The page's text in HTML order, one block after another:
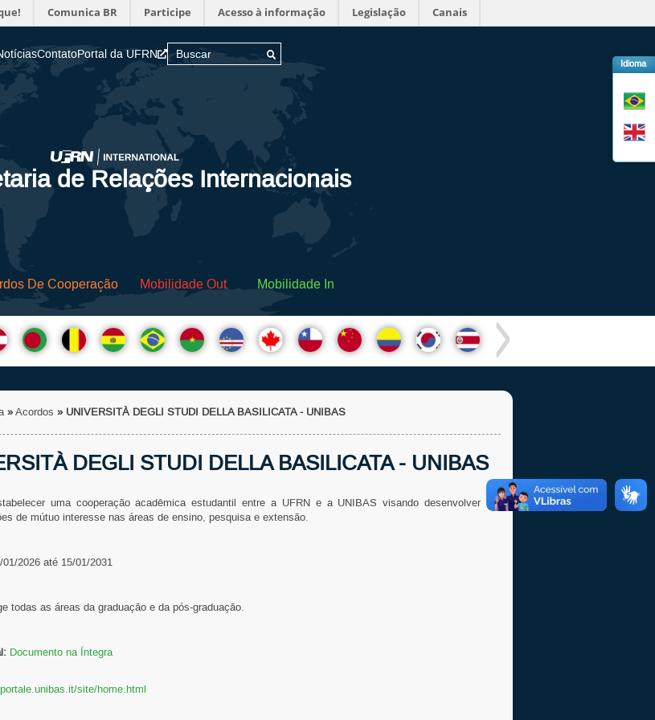
Comunica BR Participe Acesso à informação Legislação Canais
Idioma
ContatoPortal da UFRN
de Relações Internacionais
De Cooperação Mobilidade Out Mobilidade In
» Acordos » UNIVERSITÀ DEGLI STUDI DELLA BASILICATA - UNIBAS
DEGLI STUDI DELLA BASILICATA - UNIBAS
uma cooperação acadêmica estudantil entre a UFRN e a UNIBAS visando desenvolver em
de mútuo interesse nas áreas de ensino, pesquisa e extensão.
01/2026 até 15/01/2031
todas as áreas da graduação e da pós-graduação.
Documento na Íntegra
site/home.html